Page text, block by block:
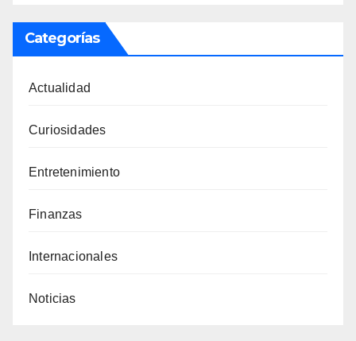
Categorías
Actualidad
Curiosidades
Entretenimiento
Finanzas
Internacionales
Noticias